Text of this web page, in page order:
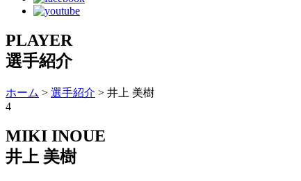
PLAYER
選手紹介
ホーム > 選手紹介 > 井上 美樹
4
MIKI INOUE
井上 美樹